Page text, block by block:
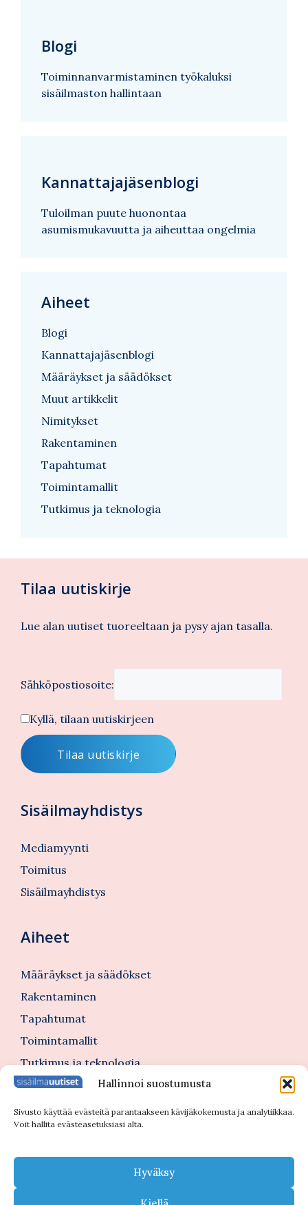
Hallinnoi suostumusta
Sivusto käyttää evästeitä parantaakseen kävijäkokemusta ja analytiikkaa.
Voit hallita evästeasetuksiasi alta.
Hyväksy
Blogi
Toiminnanvarmistaminen työkaluksi
sisäilmaston hallintaan
Kannattajajäsenblogi
Tuloilman puute huonontaa
asumismukavuutta ja aiheuttaa ongelmia
Aiheet
Blogi
Kannattajajäsenblogi
Määräykset ja säädökset
Muut artikkelit
Nimitykset
Rakentaminen
Tapahtumat
Toimintamallit
Tutkimus ja teknologia
Tilaa uutiskirje
Lue alan uutiset tuoreeltaan ja pysy ajan tasalla.
Sähköpostiosoite:
Kyllä, tilaan uutiskirjeen
Sisäilmayhdistys
Mediamyynti
Toimitus
Sisäilmayhdistys
Aiheet
Määräykset ja säädökset
Rakentaminen
Tapahtumat
Toimintamallit
Tutkimus ja teknologia
Tutustu myös